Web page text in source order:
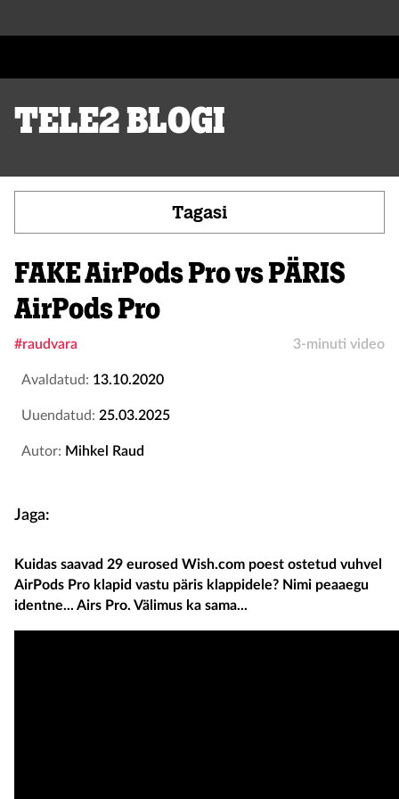
Tele2 blogi
Tagasi
FAKE AirPods Pro vs PÄRIS
AirPods Pro
#raudvara 3-minuti video
Avaldatud: 13.10.2020
Uuendatud: 25.03.2025
Autor: Mihkel Raud
Jaga:
Kuidas saavad 29 eurosed Wish.com poest ostetud vuhvel
AirPods Pro klapid vastu päris klappidele? Nimi peaaegu
identne... Airs Pro. Välimus ka sama...